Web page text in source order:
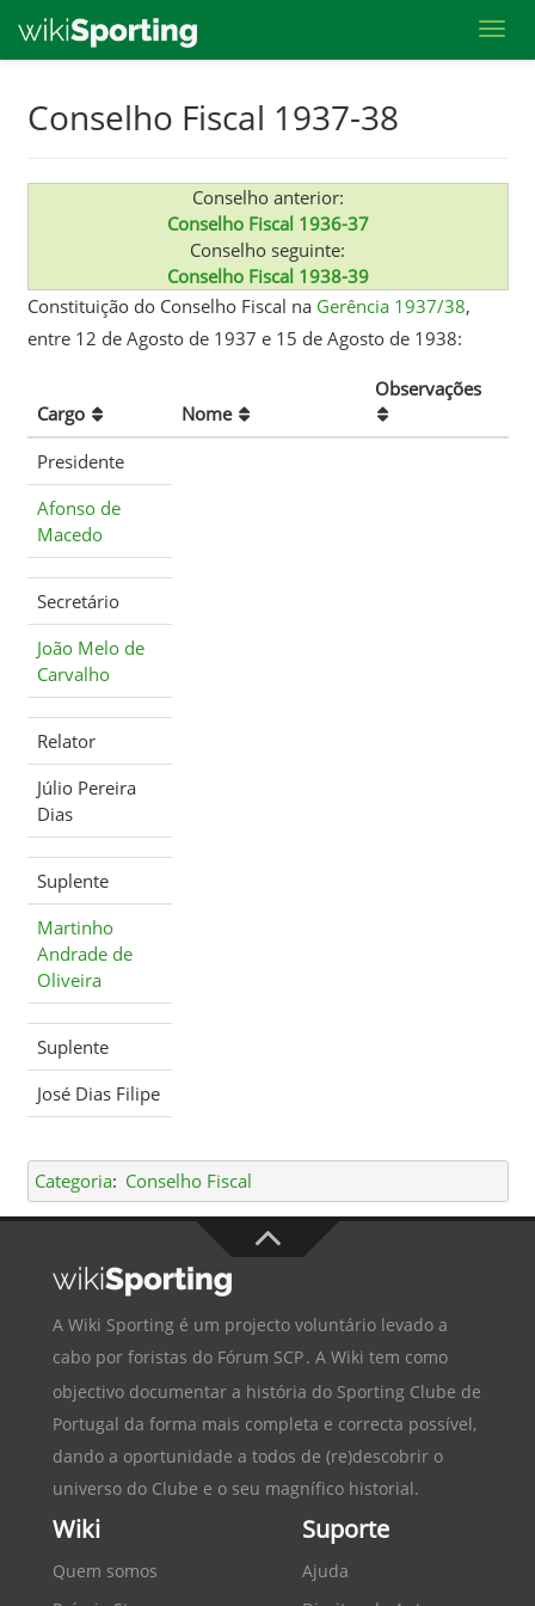
Conselho Fiscal 1937-38
Conselho anterior:
Conselho Fiscal 1936-37
Conselho seguinte:
Conselho Fiscal 1938-39
Constituição do Conselho Fiscal na Gerência 1937/38,
entre 12 de Agosto de 1937 e 15 de Agosto de 1938:
Cargo Nome
Observações
Presidente
Afonso de
Macedo
Secretário
João Melo de
Carvalho
Relator
Júlio Pereira
Dias
Suplente
Martinho
Andrade de
Oliveira
Suplente
José Dias Filipe
Categoria: Conselho Fiscal
A Wiki Sporting é um projecto voluntário levado a
cabo por foristas do Fórum SCP. A Wiki tem como
objectivo documentar a história do Sporting Clube de
Portugal da forma mais completa e correcta possível,
dando a oportunidade a todos de (re)descobrir o
universo do Clube e o seu magnífico historial.
Wiki
Quem somos
Suporte
Ajuda